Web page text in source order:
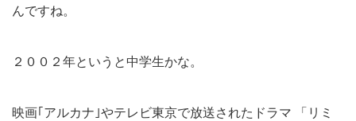
んですね。
２００２年というと中学生かな。
映画｢アルカナ｣やテレビ東京で放送されたドラマ 「リミ